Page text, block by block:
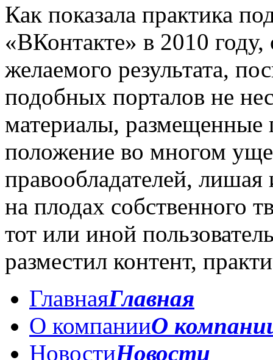
Как показала практика
«ВКонтакте» в 2010 году,
желаемого результата,
подобных порталов не
материалы, размещенные
положение во многом
правообладателей,
на плодах собственного
тот или иной
разместил контент,
ГлавнаяГлавная
О компанииО
НовостиНовости